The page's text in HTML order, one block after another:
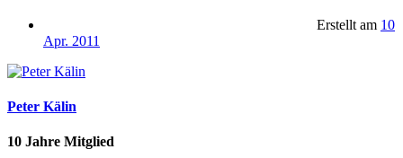
Erstellt am 10
Apr. 2011
Peter Kälin
10 Jahre Mitglied